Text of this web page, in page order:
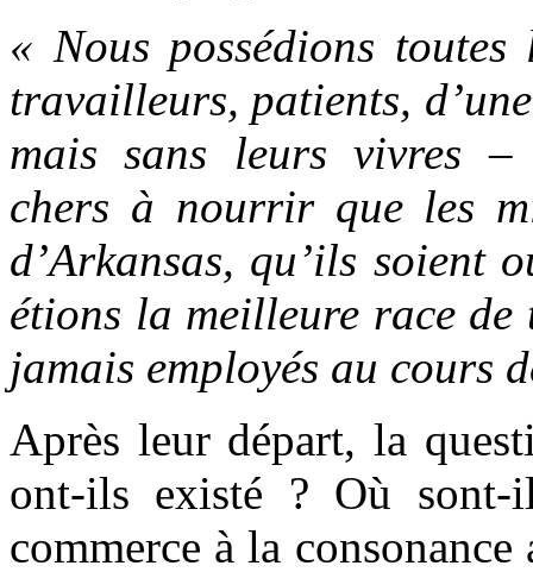
« Nous possédions
travailleurs, patients,
mais sans leurs vivres –
chers à nourrir que les
d’Arkansas, qu’ils soient
étions la meilleure race
jamais employés au cours
Après leur départ, la
ont-ils existé ? Où sont-
commerce à la